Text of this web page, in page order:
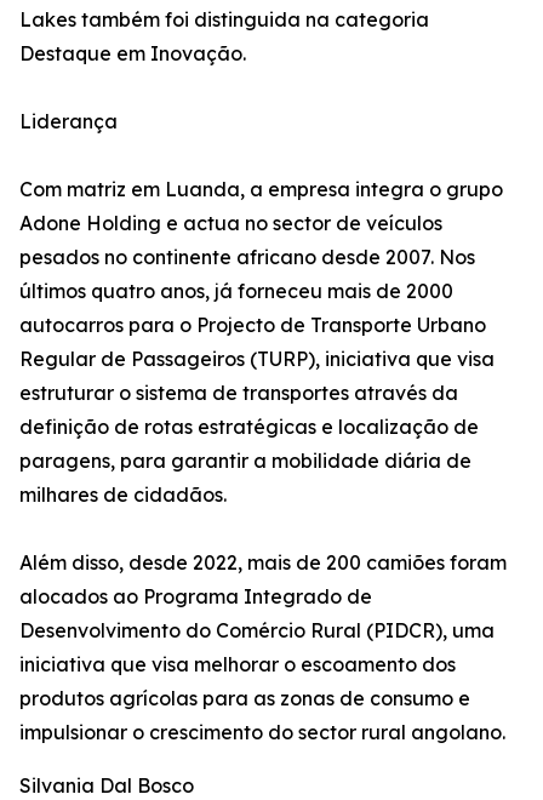
Lakes também foi distinguida na categoria
Destaque em Inovação.
Liderança
Com matriz em Luanda, a empresa integra o grupo
Adone Holding e actua no sector de veículos
pesados no continente africano desde 2007. Nos
últimos quatro anos, já forneceu mais de 2000
autocarros para o Projecto de Transporte Urbano
Regular de Passageiros (TURP), iniciativa que visa
estruturar o sistema de transportes através da
definição de rotas estratégicas e localização de
paragens, para garantir a mobilidade diária de
milhares de cidadãos.
Além disso, desde 2022, mais de 200 camiões foram
alocados ao Programa Integrado de
Desenvolvimento do Comércio Rural (PIDCR), uma
iniciativa que visa melhorar o escoamento dos
produtos agrícolas para as zonas de consumo e
impulsionar o crescimento do sector rural angolano.
Silvania Dal Bosco